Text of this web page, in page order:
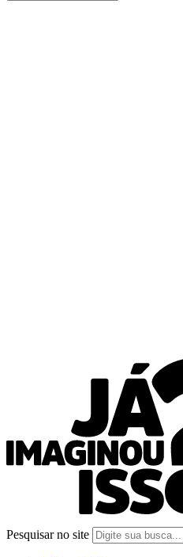
Pesquisar no site